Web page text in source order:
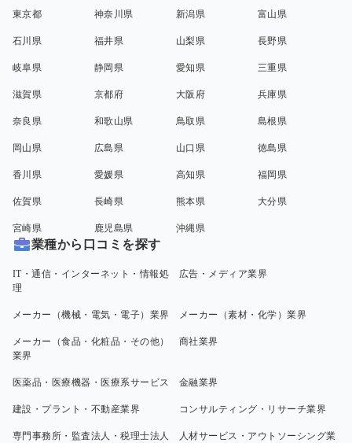
東京都 神奈川県 新潟県 富山県
石川県 福井県 山梨県 長野県
岐阜県 静岡県 愛知県 三重県
滋賀県 京都府 大阪府 兵庫県
奈良県 和歌山県 鳥取県 島根県
岡山県 広島県 山口県 徳島県
香川県 愛媛県 高知県 福岡県
佐賀県 長崎県 熊本県 大分県
宮崎県 鹿児島県 沖縄県
業種から口コミを探す
IT・通信・インターネット・情報処
理
広告・メディア業界
メーカー（機械・電気・電子）業界 メーカー（素材・化学）業界
メーカー（食品・化粧品・その他）
業界
商社業界
医薬品・医療機器・医療系サービス 金融業界
建設・プラント・不動産業界 コンサルティング・リサーチ業界
専門事務所・監査法人・税理士法人
人材サービス・アウトソーシング業